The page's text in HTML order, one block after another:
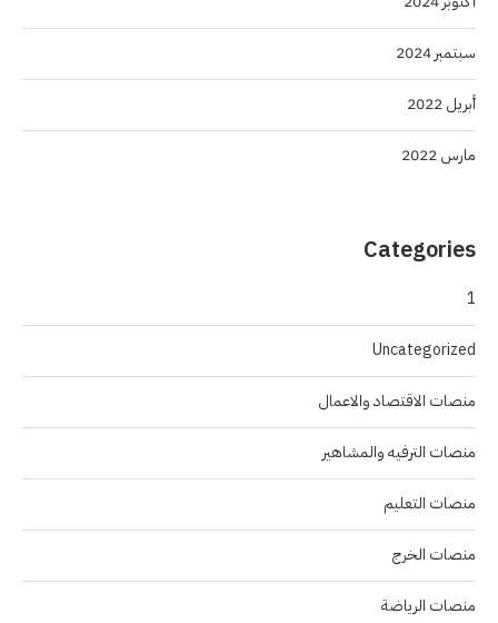
سبتمبر 2024
أبريل 2022
مارس 2022
Categories
1
Uncategorized
منصات الاقتصاد والاعمال
منصات الترفيه والمشاهير
منصات التعليم
منصات الخرج
منصات الرياضة